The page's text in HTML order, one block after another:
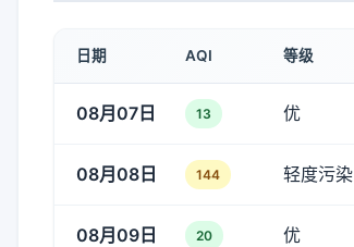
日期 AQI 等级
08月07日 13 优
08月08日 144 轻度污染
08月09日 20 优